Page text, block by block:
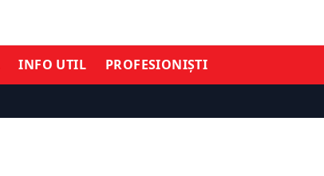
INFO UTIL PROFESIONIȘTI